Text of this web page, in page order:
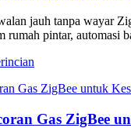
jauh tanpa wayar
rumah pintar, automasi
Gas ZigBee